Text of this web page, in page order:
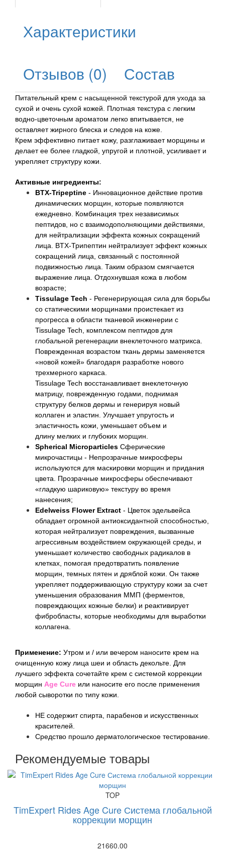
Характеристики
Отзывов (0)
Состав
Питательный крем с насыщенной текстурой для ухода за
сухой и очень сухой кожей. Плотная текстура с легким
водно-цветочным ароматом легко впитывается, не
оставляет жирного блеска и следов на коже.
Крем эффективно питает кожу, разглаживает морщины и
делает ее более гладкой, упругой и плотной, усиливает и
укрепляет структуру кожи.
Активные ингредиенты:
BTX-Tripeptine - Инновационное действие против
динамических морщин, которые появляются
ежедневно. Комбинация трех независимых
пептидов, но с взаимодополняющими действиями,
для нейтрализации эффекта кожных сокращений
лица. BTX-Трипептин нейтрализует эффект кожных
сокращений лица, связанный с постоянной
подвижностью лица. Таким образом смягчается
выражение лица. Отдохнувшая кожа в любом
возрасте;
Tissulage Tech - Регенерирующая сила для борьбы
со статическими морщинами проистекает из
прогресса в области тканевой инженерии с
Tissulage Tech, комплексом пептидов для
глобальной регенерации внеклеточного матрикса.
Поврежденная возрастом ткань дермы заменяется
«новой кожей» благодаря разработке нового
трехмерного каркаса.
Tissulage Tech восстанавливает внеклеточную
матрицу, поврежденную годами, поднимая
структуру белков дермы и генерируя новый
коллаген и эластин. Улучшает упругость и
эластичность кожи, уменьшает объем и
длину мелких и глубоких морщин.
Spherical Microparticles Сферические
микрочастицы - Непрозрачные микросферы
используются для маскировки морщин и придания
цвета. Прозрачные микросферы обеспечивают
«гладкую шариковую» текстуру во время
нанесения;
Edelweiss Flower Extract - Цветок эдельвейса
обладает огромной антиоксидантной способностью,
которая нейтрализует повреждения, вызванные
агрессивным воздействием окружающей среды, и
уменьшает количество свободных радикалов в
клетках, помогая предотвратить появление
морщин, темных пятен и дряблой кожи. Он также
укрепляет поддерживающую структуру кожи за счет
уменьшения образования ММП (ферментов,
повреждающих кожные белки) и реактивирует
фибробласты, которые необходимы для выработки
коллагена.
Применение: Утром и / или вечером наносите крем на
очищенную кожу лица шеи и область декольте. Для
лучшего эффекта сочетайте крем с системой коррекции
морщин Age Cure или наносите его после применения
любой сыворотки по типу кожи.
НЕ содержит спирта, парабенов и искусcтвенных
красителей.
Средство прошло дерматологическое тестирование.
Рекомендуемые товары
TOP
TimExpert Rides Age Cure Система глобальной
коррекции морщин
21660.00